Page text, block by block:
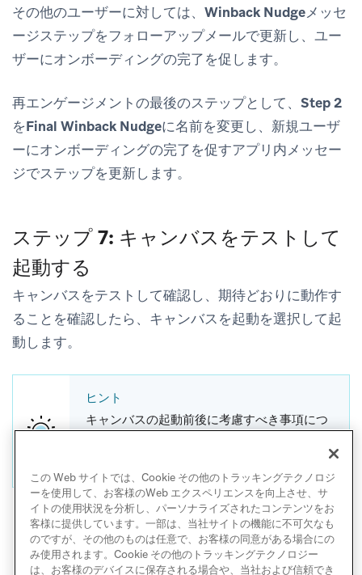
その他のユーザーに対しては、 Winback Nudgeメッセ
ージステップをフォローアップメールで更新し、ユー
ザーにオンボーディングの完了を促します。
再エンゲージメントの最後のステップとして、 Step 2
をFinal Winback Nudgeに名前を変更し、新規ユーザ
ーにオンボーディングの完了を促すアプリ内メッセー
ジでステップを更新します。
ステップ 7: キャンバスをテストして
起動する
キャンバスをテストして確認し、期待どおりに動作す
ることを確認したら、 キャンバスを起動を選択して起
動します。
ヒント
キャンバスの起動前後に考慮すべき事項につ
この Web サイトでは、Cookie その他のトラッキングテクノロジ
ーを使用して、お客様のWeb エクスペリエンスを向上させ、サ
イトの使用状況を分析し、パーソナライズされたコンテンツをお
客様に提供しています。一部は、当社サイトの機能に不可欠なも
のですが、その他のものは任意で、お客様の同意がある場合にの
み使用されます。Cookie その他のトラッキングテクノロジー
は、お客様のデバイスに保存される場合や、当社および信頼でき